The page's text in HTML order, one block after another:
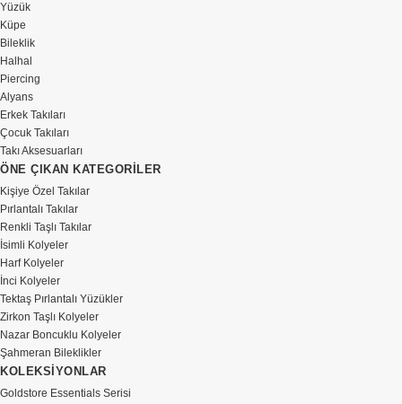
Yüzük
Küpe
Bileklik
Halhal
Piercing
Alyans
Erkek Takıları
Çocuk Takıları
Takı Aksesuarları
ÖNE ÇIKAN KATEGORİLER
Kişiye Özel Takılar
Pırlantalı Takılar
Renkli Taşlı Takılar
İsimli Kolyeler
Harf Kolyeler
İnci Kolyeler
Tektaş Pırlantalı Yüzükler
Zirkon Taşlı Kolyeler
Nazar Boncuklu Kolyeler
Şahmeran Bileklikler
KOLEKSİYONLAR
Goldstore Essentials Serisi